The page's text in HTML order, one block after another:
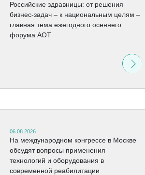
Российские здравницы: от решения
бизнес-задач – к национальным целям –
главная тема ежегодного осеннего
форума АОТ
06.08.2026
На международном конгрессе в Москве
обсудят вопросы применения
технологий и оборудования в
современной реабилитации